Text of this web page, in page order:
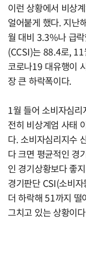
이런 상황에서 비상
얼어붙게 했다. 지난
월 대비 3.3%나 급
(CCSI)는 88.4로,
코로나19 대유행이
장 큰 하락폭이다.
1월 들어 소비자심
전히 비상계엄 사태
다. 소비자심리지수
다 크면 평균적인 경
인 경기상황보다 좋
경기판단 CSI(소비
더 하락해 51까지 떨
그치고 있는 상황이